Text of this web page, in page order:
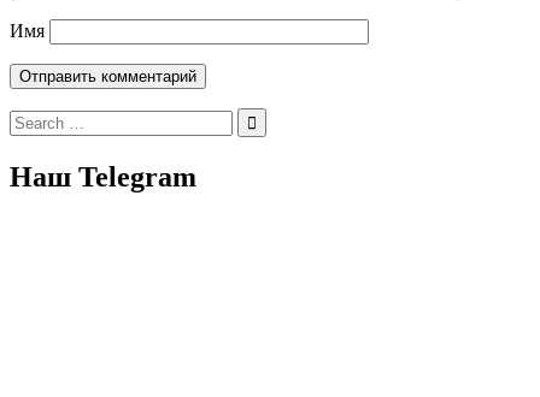
Имя
Search
for:
Наш Telegram